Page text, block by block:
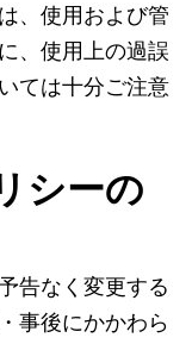
、使用および管
、使用上の過誤
ては十分ご注意
シーの
告なく変更する
事後にかかわら